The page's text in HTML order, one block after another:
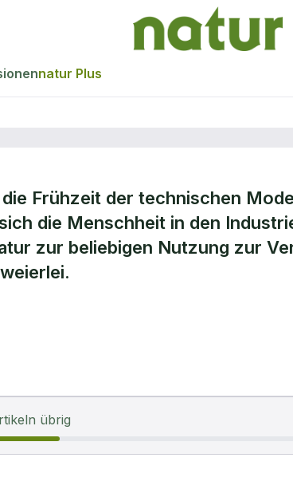
natur Plus
Frühzeit der technischen
die Menschheit in den
zur beliebigen Nutzung zur
übrig